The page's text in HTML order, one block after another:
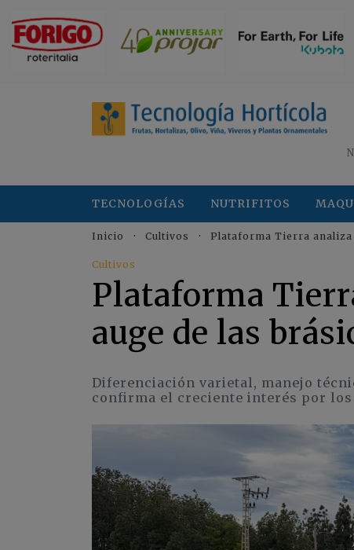
TECNOLOGÍAS NUTRIFITOS
Inicio Cultivos Plataforma Tierra analiza
Cultivos
Plataforma
auge de las
Diferenciación varietal, manejo
confirma el creciente interés por